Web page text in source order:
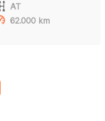
AT
62.000 km